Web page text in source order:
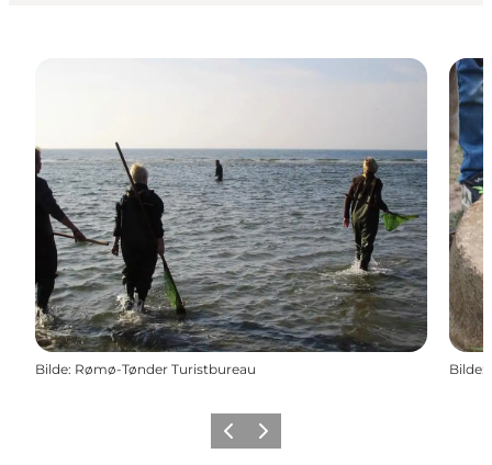
Bilde: Rømø-Tønder Turistbureau Bilde:
ForrigeNeste